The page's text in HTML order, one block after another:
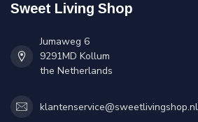
Sweet Living Shop
Jumaweg 6
9291MD Kollum
the Netherlands
klantenservice@sweetlivingshop.nl